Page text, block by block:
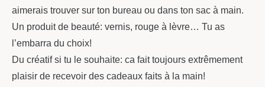
aimerais trouver sur ton bureau ou dans ton sac à main.
Un produit de beauté: vernis, rouge à lèvre… Tu as
l’embarra du choix!
Du créatif si tu le souhaite: ca fait toujours extrêmement
plaisir de recevoir des cadeaux faits à la main!